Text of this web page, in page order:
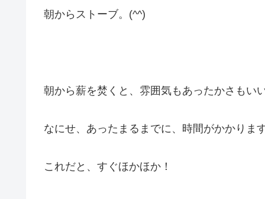
朝からストーブ。(^^)
朝から薪を焚くと、雰囲気もあったかさもい
なにせ、あったまるまでに、時間がかかります
これだと、すぐほかほか！